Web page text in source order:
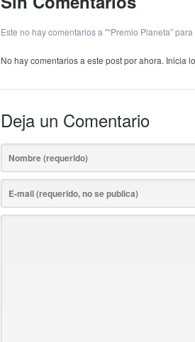
Este no hay comentarios a "“Premio Planeta”
No hay comentarios a este post por ahora. Inicia
Deja un Comentario